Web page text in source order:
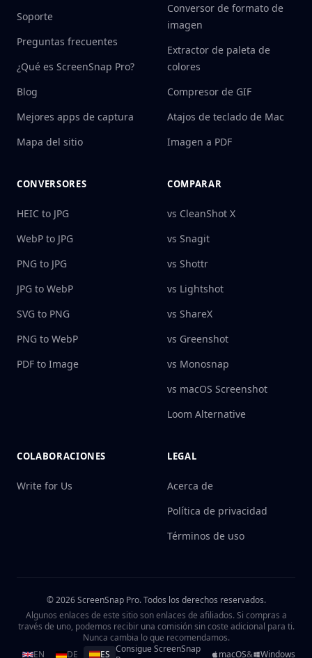
Soporte
Preguntas frecuentes
¿Qué es ScreenSnap Pro?
Blog
Mejores apps de captura
Mapa del sitio
Conversor de formato de
imagen
Extractor de paleta de
colores
Compresor de GIF
Atajos de teclado de Mac
Imagen a PDF
CONVERSORES
HEIC to JPG
WebP to JPG
PNG to JPG
JPG to WebP
SVG to PNG
PNG to WebP
PDF to Image
COMPARAR
vs CleanShot X
vs Snagit
vs Shottr
vs Lightshot
vs ShareX
vs Greenshot
vs Monosnap
vs macOS Screenshot
Loom Alternative
COLABORACIONES
Write for Us
LEGAL
Acerca de
Política de privacidad
Términos de uso
©2026ScreenSnap Pro.Todos los derechos reservados.
Algunos enlaces de este sitio son enlaces de afiliados. Si compras a
través de uno, podemos recibir una comisión sin coste adicional para ti.
Nunca cambia lo que recomendamos.
EN
DE ES Consigue ScreenSnap
macOS& Windows